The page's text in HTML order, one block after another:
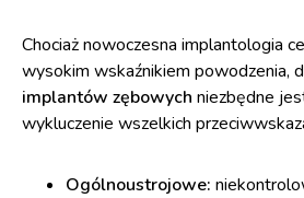
Chociaż nowoczesna implantologia
wysokim wskaźnikiem powodzenia,
implantów zębowych niezbędne
wykluczenie wszelkich
Ogólnoustrojowe: